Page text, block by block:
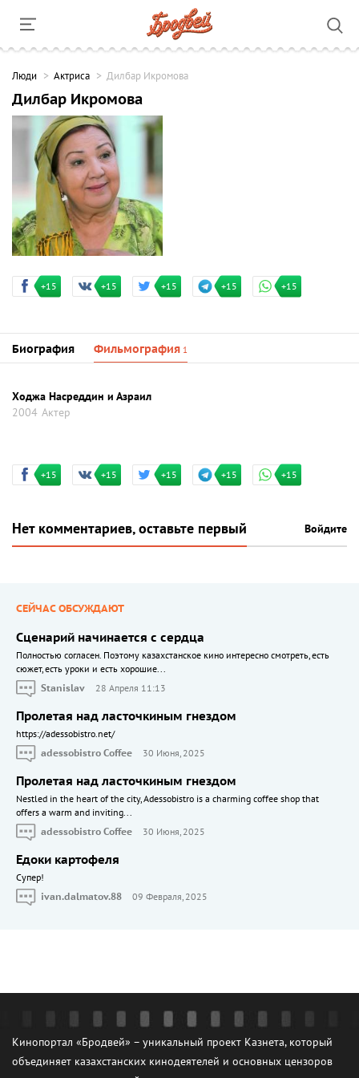
Люди Актриса Дилбар Икромова
Дилбар Икромова
+15 +15 +15 +15 +15
Биография Фильмография 1
Ходжа Насреддин и Азраил
2004 Актер
+15 +15 +15 +15 +15
Нет комментариев, оставьте первый Войдите
СЕЙЧАС ОБСУЖДАЮТ
Сценарий начинается с сердца
Полностью согласен. Поэтому казахстанское кино интересно смотреть, есть
сюжет, есть уроки и есть хорошие...
Stanislav
28 Апреля 11:13
Пролетая над ласточкиным гнездом
https://adessobistro.net/
adessobistro Coffee
30 Июня, 2025
Пролетая над ласточкиным гнездом
Nestled in the heart of the city, Adessobistro is a charming coffee shop that
offers a warm and inviting...
adessobistro Coffee
30 Июня, 2025
Едоки картофеля
Cупер!
ivan.dalmatov.88
09 Февраля, 2025
Кинопортал «Бродвей» – уникальный проект Казнета, который
объединяет казахстанских кинодеятелей и основных цензоров